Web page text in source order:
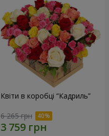
Квіти в коробці “Кадриль”
6 265 грн